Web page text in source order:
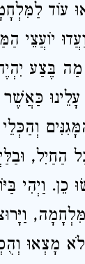
עוֹד
יוֹעֲצֵי
בֶּצַע
הַחַיִל,
כֵן. וַיְהִי
מָצְאוּ